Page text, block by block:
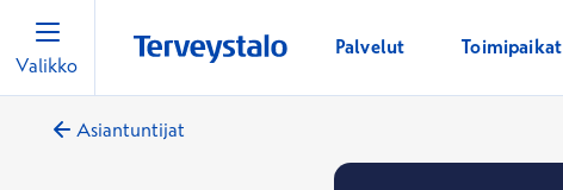
Valikko
Palvelut Toimipaikat
Asiantuntijat